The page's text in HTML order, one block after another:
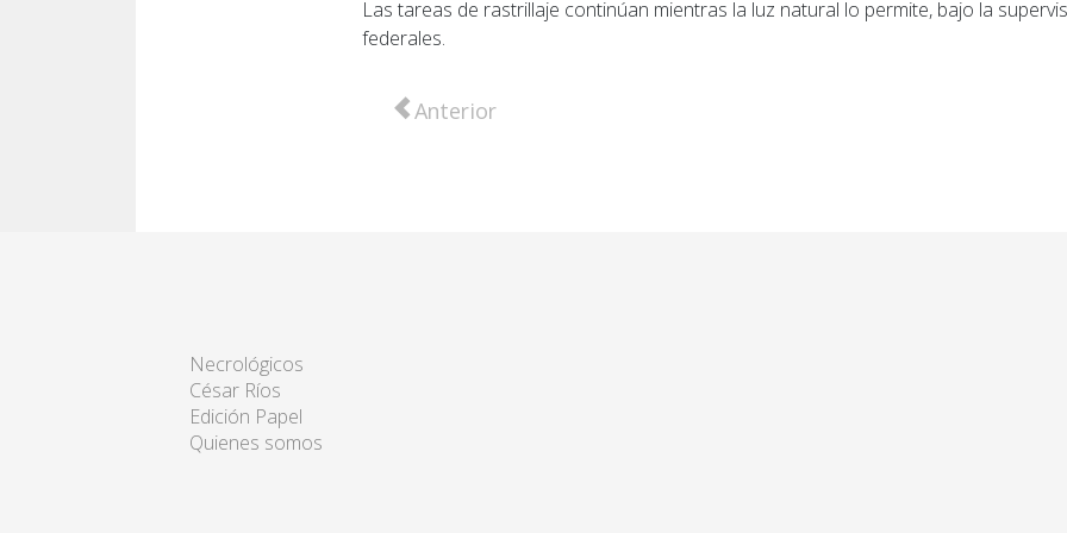
Las tareas de rastrillaje continúan mientras la luz natural lo permite, bajo la
federales.
Artículo anterior: Una camioneta Ford Ranger se incendió durante
Anterior
Necrológicos
César Ríos
Edición Papel
Quienes somos